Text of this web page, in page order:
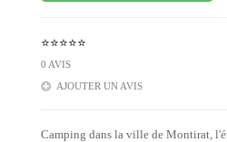
⭐⭐⭐⭐⭐
0 AVIS
AJOUTER UN AVIS
Camping dans la ville de Montirat,